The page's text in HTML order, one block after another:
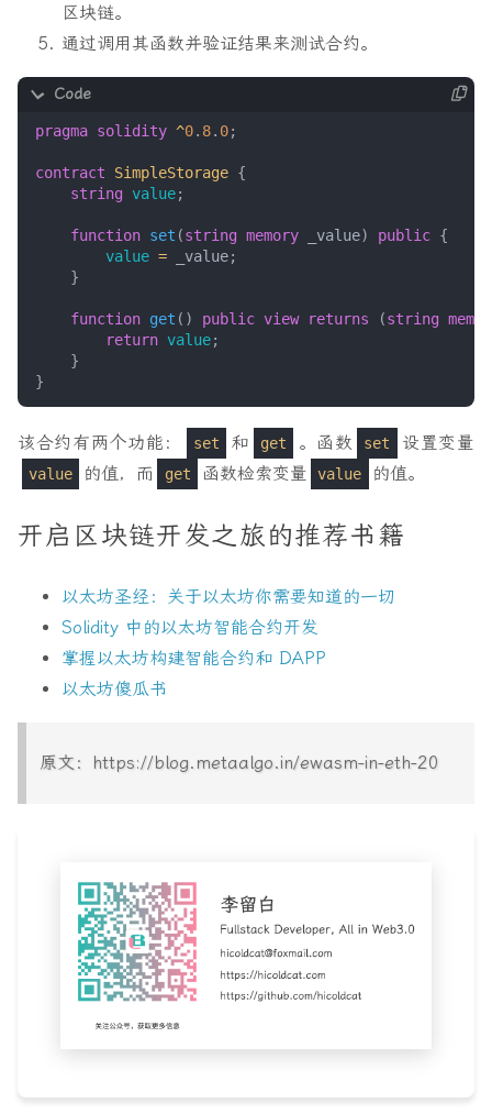
区块链。
通过调用其函数并验证结果来测试合约。
pragma solidity ^0. 8. 0;
contract SimpleStorage {
string
value;
function set (string memory _value) public {
value = _value;
}
function get () public view returns (string
return value;
}
}
该合约有两个功能： set 和 get 。函数 set 设置变量
value 的值，而 get 函数检索变量 value 的值。
开启区块链开发之旅的推荐书籍
以太坊圣经：关于以太坊你需要知道的一切
Solidity 中的以太坊智能合约开发
掌握以太坊构建智能合约和 DAPP
以太坊傻瓜书
原文：https://blog.metaalgo.in/ewasm-in-eth-20